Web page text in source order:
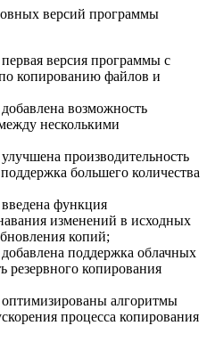
версий программы
версия программы с
копированию файлов и
возможность
несколькими
производительность
большего количества
функция
изменений в исходных
копий;
поддержка облачных
копирования
алгоритмы
процесса копирования